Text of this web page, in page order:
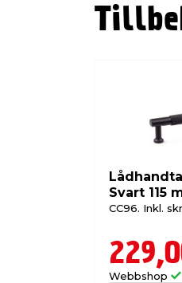
Svart 115
CC96. Inkl.
Webbshop